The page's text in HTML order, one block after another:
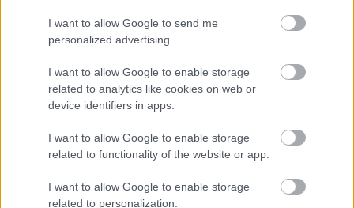
I want to allow Google to send me
personalized advertising.
I want to allow Google to enable storage
related to analytics like cookies on web or
device identifiers in apps.
I want to allow Google to enable storage
related to functionality of the website or app.
I want to allow Google to enable storage
related to personalization.
Egy felnőtt kliens naplójából ~ 1. rész